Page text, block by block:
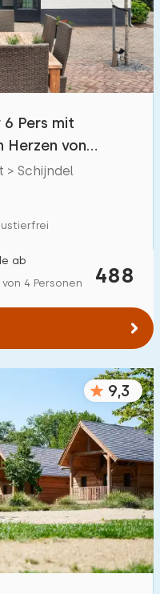
10
3
4
5
6 Pers mit
Herzen von
> Schijndel
488
ab
4 Personen
9,3